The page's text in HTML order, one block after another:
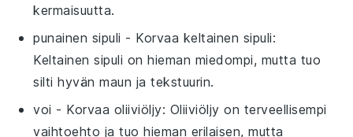
kermaisuutta.
punainen sipuli - Korvaa keltainen sipuli:
Keltainen sipuli on hieman miedompi, mutta tuo
silti hyvän maun ja tekstuurin.
voi - Korvaa oliiviöljy: Oliiviöljy on terveellisempi
vaihtoehto ja tuo hieman erilaisen, mutta